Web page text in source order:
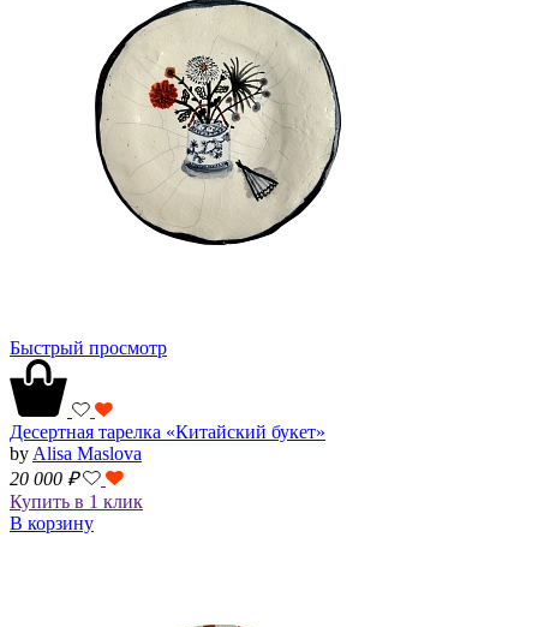
Быстрый просмотр
Десертная тарелка «Китайский букет»
by Alisa Maslova
20 000 ₽
Купить в 1 клик
В корзину